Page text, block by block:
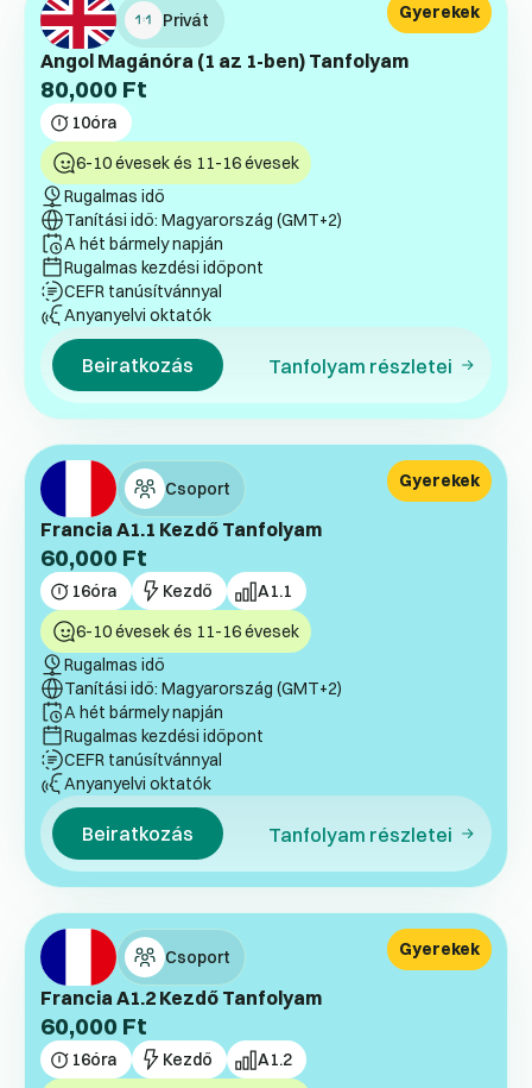
Privát
Angol Magánóra (1 az 1-ben) Tanfolyam
80,000 Ft
10óra
Gyerekek
6-10 évesek és 11-16 évesek
Rugalmas idő
Tanítási idő: Magyarország (GMT+2)
A hét bármely napján
Rugalmas kezdési időpont
CEFR tanúsítvánnyal
Anyanyelvi oktatók
Beiratkozás Tanfolyam részletei
Csoport
Francia A1.1 Kezdő Tanfolyam
60,000 Ft
16óra Kezdő A1.1
Gyerekek
6-10 évesek és 11-16 évesek
Rugalmas idő
Tanítási idő: Magyarország (GMT+2)
A hét bármely napján
Rugalmas kezdési időpont
CEFR tanúsítvánnyal
Anyanyelvi oktatók
Beiratkozás Tanfolyam részletei
Csoport
Francia A1.2 Kezdő Tanfolyam
60,000 Ft
16óra Kezdő A1.2
Gyerekek